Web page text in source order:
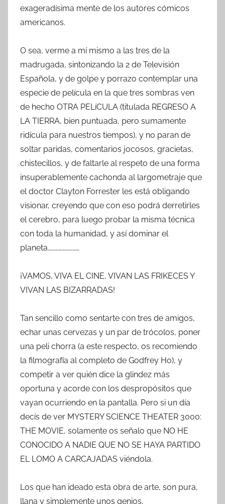
exageradísima mente de los autores cómicos
americanos.
O sea, verme a mí mismo a las tres de la
madrugada, sintonizando la 2 de Televisión
Española, y de golpe y porrazo contemplar una
especie de película en la que tres sombras ven
de hecho OTRA PELíCULA (titulada REGRESO A
LA TIERRA, bien puntuada, pero sumamente
ridícula para nuestros tiempos), y no paran de
soltar paridas, comentarios jocosos, gracietas,
chistecillos, y de faltarle al respeto de una forma
insuperablemente cachonda al largometraje que
el doctor Clayton Forrester les está obligando
visionar, creyendo que con eso podrá derretirles
el cerebro, para luego probar la misma técnica
con toda la humanidad, y así dominar el
planeta………………………
¡VAMOS, VIVA EL CINE, VIVAN LAS FRIKECES Y
VIVAN LAS BIZARRADAS!
Tan sencillo como sentarte con tres de amigos,
echar unas cervezas y un par de trócolos, poner
una peli chorra (a este respecto, os recomiendo
la filmografía al completo de Godfrey Ho), y
competir a ver quién dice la glindez más
oportuna y acorde con los despropósitos que
vayan ocurriendo en la pantalla. Pero si un día
decís de ver MYSTERY SCIENCE THEATER 3000:
THE MOVIE, solamente os señalo que NO HE
CONOCIDO A NADIE QUE NO SE HAYA PARTIDO
EL LOMO A CARCAJADAS viéndola.
Los que han ideado esta obra de arte, son pura,
llana y simplemente unos genios.